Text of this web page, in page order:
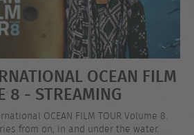
OCEAN FILM
8 - STREAMING
OCEAN FILM TOUR Volume 8.
from on, in and under the water.